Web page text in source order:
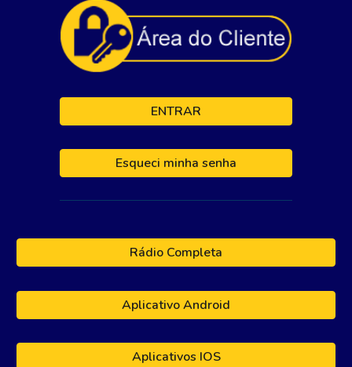
ENTRAR
Esqueci minha senha
Rádio Completa
Aplicativo Android
Aplicativos IOS